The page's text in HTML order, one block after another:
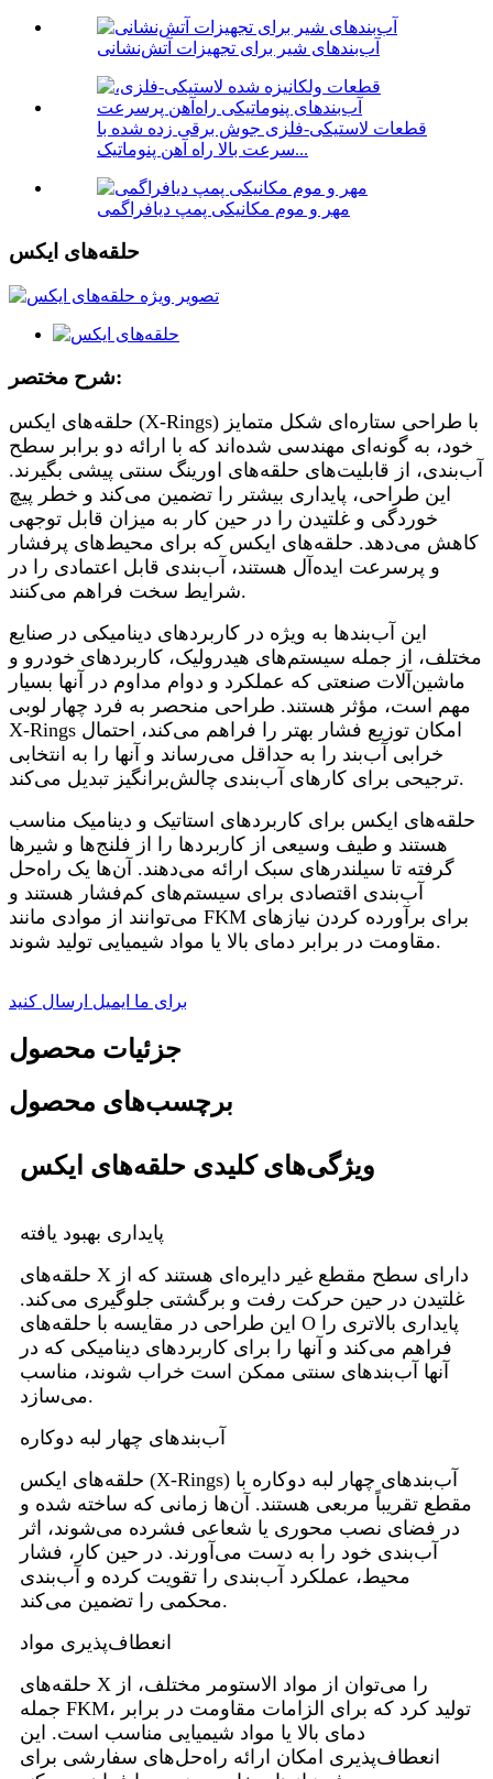
آب‌بندهای شیر برای تجهیزات آتش‌نشانی
قطعات لاستیکی-فلزی جوش برقی زده شده با
سرعت بالا راه آهن پنوماتیک...
مهر و موم مکانیکی پمپ دیافراگمی
حلقه‌های ایکس
شرح مختصر:
حلقه‌های ایکس (X-Rings) با طراحی ستاره‌ای شکل متمایز
خود، به گونه‌ای مهندسی شده‌اند که با ارائه دو برابر سطح
آب‌بندی، از قابلیت‌های حلقه‌های اورینگ سنتی پیشی بگیرند.
این طراحی، پایداری بیشتر را تضمین می‌کند و خطر پیچ
خوردگی و غلتیدن را در حین کار به میزان قابل توجهی
کاهش می‌دهد. حلقه‌های ایکس که برای محیط‌های پرفشار
و پرسرعت ایده‌آل هستند، آب‌بندی قابل اعتمادی را در
شرایط سخت فراهم می‌کنند.
این آب‌بندها به ویژه در کاربردهای دینامیکی در صنایع
مختلف، از جمله سیستم‌های هیدرولیک، کاربردهای خودرو و
ماشین‌آلات صنعتی که عملکرد و دوام مداوم در آنها بسیار
مهم است، مؤثر هستند. طراحی منحصر به فرد چهار لوبی
X-Rings امکان توزیع فشار بهتر را فراهم می‌کند، احتمال
خرابی آب‌بند را به حداقل می‌رساند و آنها را به انتخابی
ترجیحی برای کارهای آب‌بندی چالش‌برانگیز تبدیل می‌کند.
حلقه‌های ایکس برای کاربردهای استاتیک و دینامیک مناسب
هستند و طیف وسیعی از کاربردها را از فلنج‌ها و شیرها
گرفته تا سیلندرهای سبک ارائه می‌دهند. آن‌ها یک راه‌حل
آب‌بندی اقتصادی برای سیستم‌های کم‌فشار هستند و
می‌توانند از موادی مانند FKM برای برآورده کردن نیازهای
مقاومت در برابر دمای بالا یا مواد شیمیایی تولید شوند.
برای ما ایمیل ارسال کنید
جزئیات محصول
برچسب‌های محصول
ویژگی‌های کلیدی حلقه‌های ایکس
پایداری بهبود یافته
حلقه‌های X دارای سطح مقطع غیر دایره‌ای هستند که از
غلتیدن در حین حرکت رفت و برگشتی جلوگیری می‌کند.
این طراحی در مقایسه با حلقه‌های O پایداری بالاتری را
فراهم می‌کند و آنها را برای کاربردهای دینامیکی که در
آنها آب‌بندهای سنتی ممکن است خراب شوند، مناسب
می‌سازد.
آب‌بندهای چهار لبه دوکاره
حلقه‌های ایکس (X-Rings) آب‌بندهای چهار لبه دوکاره با
مقطع تقریباً مربعی هستند. آن‌ها زمانی که ساخته شده و
در فضای نصب محوری یا شعاعی فشرده می‌شوند، اثر
آب‌بندی خود را به دست می‌آورند. در حین کار، فشار
محیط، عملکرد آب‌بندی را تقویت کرده و آب‌بندی
محکمی را تضمین می‌کند.
انعطاف‌پذیری مواد
حلقه‌های X را می‌توان از مواد الاستومر مختلف، از
جمله FKM، تولید کرد که برای الزامات مقاومت در برابر
دمای بالا یا مواد شیمیایی مناسب است. این
انعطاف‌پذیری امکان ارائه راه‌حل‌های سفارشی برای